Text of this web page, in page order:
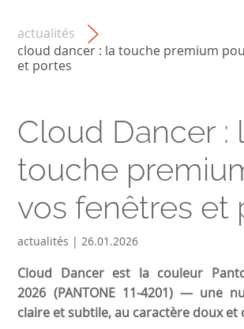
actualités
cloud dancer : la touche premium
et portes
Cloud Dancer :
touche
vos fenêtres et
actualités | 26.01.2026
Cloud Dancer est la couleur
2026 (PANTONE 11-4201) — une
claire et subtile, au caractère doux et